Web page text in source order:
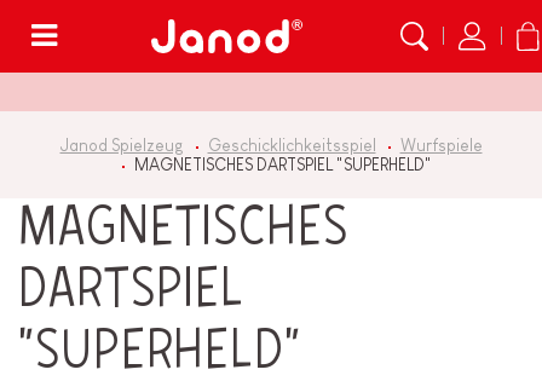
Janod Spielzeug Geschicklichkeitsspiel
Wurfspiele
MAGNETISCHES DARTSPIEL "SUPERHELD"
MAGNETISCHES
DARTSPIEL
"SUPERHELD"